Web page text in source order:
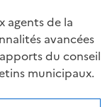
agents de la
avancées
du conseil
municipaux.